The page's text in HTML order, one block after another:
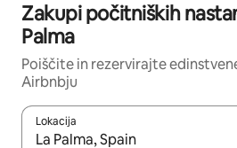
Zakupi počitniških
Palma
Poiščite in rezervirajte
Airbnbju
Lokacija
Ko so rezultati na voljo, krmarite